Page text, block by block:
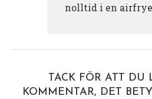
nolltid i en
TACK FÖR ATT DU
KOMMENTAR, DET